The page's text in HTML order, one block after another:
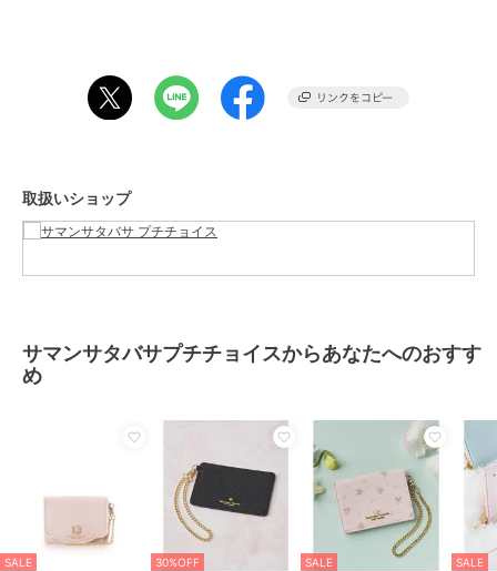
商品のお取り扱い方法
中国
取扱いショップ
サマンサタバサプチチョイスからあなたへのおすす
め
SALE 30%OFF SALE SALE